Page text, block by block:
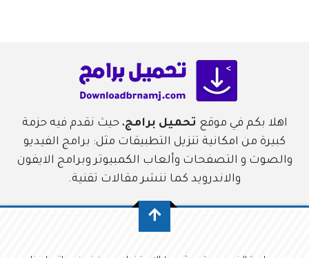
اهلا بكم في موقع تحميل برامج، حيث نقدم فيه حزمة
كبيرة من امكانية تنزيل التطبيقات مثل: برامج الفيديو
والصوت و التصفحات وألعاب الكمبيوتر وبرامج الايفون
والاندرويد كما ننشر مقالات تقنية.